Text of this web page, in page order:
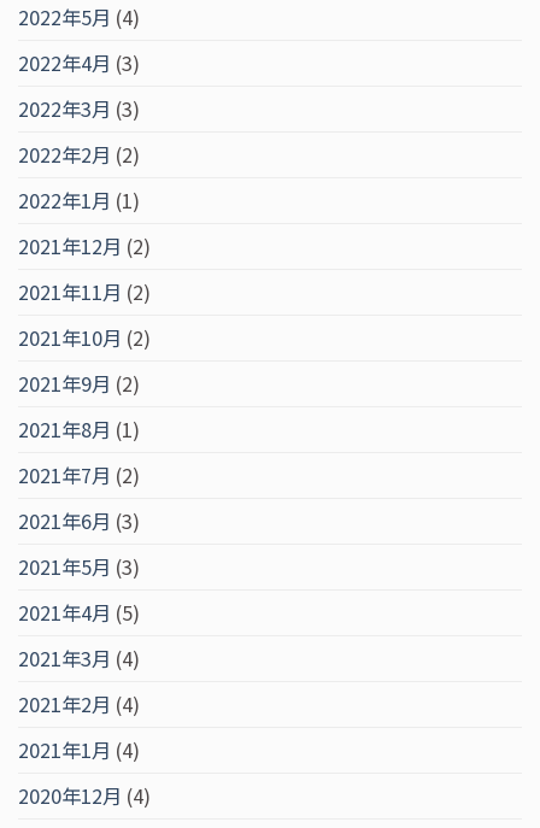
2022年5月 (4)
2022年4月 (3)
2022年3月 (3)
2022年2月 (2)
2022年1月 (1)
2021年12月 (2)
2021年11月 (2)
2021年10月 (2)
2021年9月 (2)
2021年8月 (1)
2021年7月 (2)
2021年6月 (3)
2021年5月 (3)
2021年4月 (5)
2021年3月 (4)
2021年2月 (4)
2021年1月 (4)
2020年12月 (4)